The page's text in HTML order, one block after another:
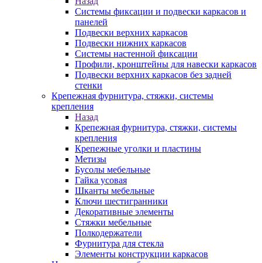
Системы фиксации и подвески каркасов и
панелей
Подвески верхних каркасов
Подвески нижних каркасов
Системы настенной фиксации
Профили, кронштейны для навески каркасов
Подвески верхних каркасов без задней
стенки
Крепежная фурнитура, стяжки, системы
крепления
Назад
Крепежная фурнитура, стяжки, системы
крепления
Крепежные уголки и пластины
Метизы
Бусолы мебельные
Гайка усовая
Шканты мебельные
Ключи шестигранники
Декоративные элементы
Стяжки мебельные
Полкодержатели
Фурнитура для стекла
Элементы конструкции каркасов